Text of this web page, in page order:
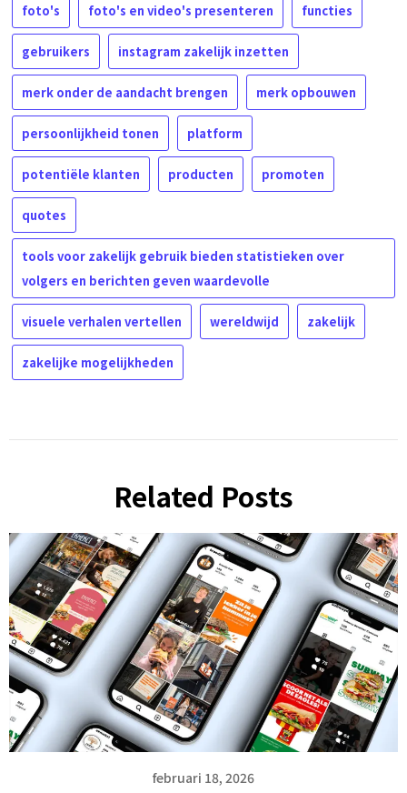
foto's foto's en video's presenteren functies
gebruikers instagram zakelijk inzetten
merk onder de aandacht brengen merk opbouwen
persoonlijkheid tonen platform
potentiële klanten producten promoten
quotes
tools voor zakelijk gebruik bieden statistieken over
volgers en berichten geven waardevolle
visuele verhalen vertellen wereldwijd zakelijk
zakelijke mogelijkheden
Related Posts
februari 18, 2026